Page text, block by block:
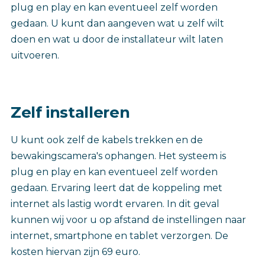
plug en play en kan eventueel zelf worden
gedaan. U kunt dan aangeven wat u zelf wilt
doen en wat u door de installateur wilt laten
uitvoeren.
Zelf installeren
U kunt ook zelf de kabels trekken en de
bewakingscamera's ophangen. Het systeem is
plug en play en kan eventueel zelf worden
gedaan. Ervaring leert dat de koppeling met
internet als lastig wordt ervaren. In dit geval
kunnen wij voor u op afstand de instellingen naar
internet, smartphone en tablet verzorgen. De
kosten hiervan zijn 69 euro.